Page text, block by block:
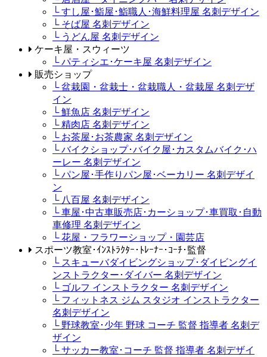
└ すし屋･鮨屋･鮨職人･海鮮料理屋 名刺デザイン
└ そば屋 名刺デザイン
└ うどん屋 名刺デザイン
ケーキ屋・スウィーツ
└ パティシエ･ケーキ屋 名刺デザイン
販売ショップ
└ 盆栽園・盆栽士・盆栽職人・盆栽屋 名刺デザ
イン
└ 鮮魚店 名刺デザイン
└ 精肉店 名刺デザイン
└ お茶屋･お茶農家 名刺デザイン
└ バイクショップ･バイク屋･カスタムバイク･ハ
ーレー 名刺デザイン
└ パン屋･手作りパン屋･ベーカリー 名刺デザイ
ン
└ 八百屋 名刺デザイン
└ 車屋･中古車販売店･カーショップ･車買取･自動
車修理 名刺デザイン
└ 花屋・フラワーショップ・園芸店
スポーツ教室･ｲﾝｽﾄﾗｸﾀｰ･ﾄﾚｰﾅｰ･ｺｰﾁ･監督
└ スキューバダイビングショップ･ダイビングイ
ンストラクター･ダイバー 名刺デザイン
└ ゴルフ インストラクター 名刺デザイン
└ フィットネス ジム スタジオ インストラクター
名刺デザイン
└ 野球教室･少年 野球 コーチ 監督 指導者 名刺デ
ザイン
└ サッカー教室･コーチ 監督 指導者 名刺デザイ